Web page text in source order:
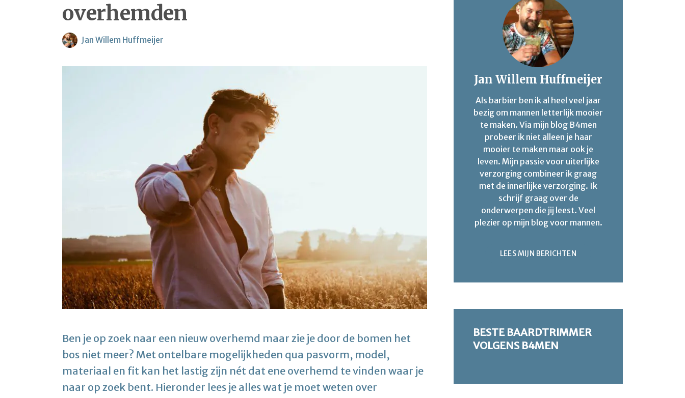
overhemden
Jan Willem Huffmeijer
Ben je op zoek naar een nieuw overhemd maar zie je door de bomen het
bos niet meer? Met ontelbare mogelijkheden qua pasvorm, model,
materiaal en fit kan het lastig zijn nét dat ene overhemd te vinden waar je
naar op zoek bent. Hieronder lees je alles wat je moet weten over
Jan Willem Huffmeijer
Als barbier ben ik al heel veel jaar
bezig om mannen letterlijk mooier
te maken. Via mijn blog B4men
probeer ik niet alleen je haar
mooier te maken maar ook je
leven. Mijn passie voor uiterlijke
verzorging combineer ik graag
met de innerlijke verzorging. Ik
schrijf graag over de
onderwerpen die jij leest. Veel
plezier op mijn blog voor mannen.
LEES MIJN BERICHTEN
BESTE BAARDTRIMMER
VOLGENS B4MEN